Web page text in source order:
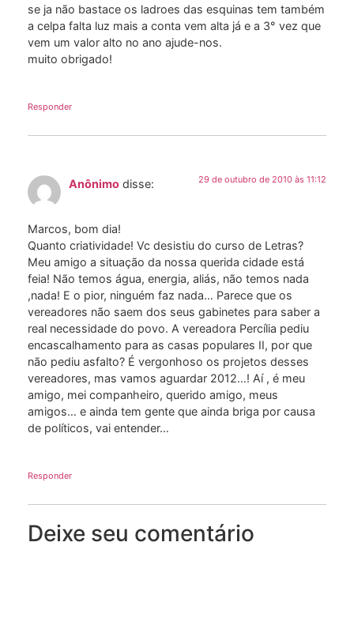
se ja não bastace os ladroes das esquinas tem também
a celpa falta luz mais a conta vem alta já e a 3° vez que
vem um valor alto no ano ajude-nos.
muito obrigado!
Responder
Anônimo disse: 29 de outubro de 2010 às 11:12
Marcos, bom dia!
Quanto criatividade! Vc desistiu do curso de Letras?
Meu amigo a situação da nossa querida cidade está
feia! Não temos água, energia, aliás, não temos nada
,nada! E o pior, ninguém faz nada… Parece que os
vereadores não saem dos seus gabinetes para saber a
real necessidade do povo. A vereadora Percília pediu
encascalhamento para as casas populares II, por que
não pediu asfalto? É vergonhoso os projetos desses
vereadores, mas vamos aguardar 2012…! Aí , é meu
amigo, mei companheiro, querido amigo, meus
amigos… e ainda tem gente que ainda briga por causa
de políticos, vai entender…
Responder
Deixe seu comentário